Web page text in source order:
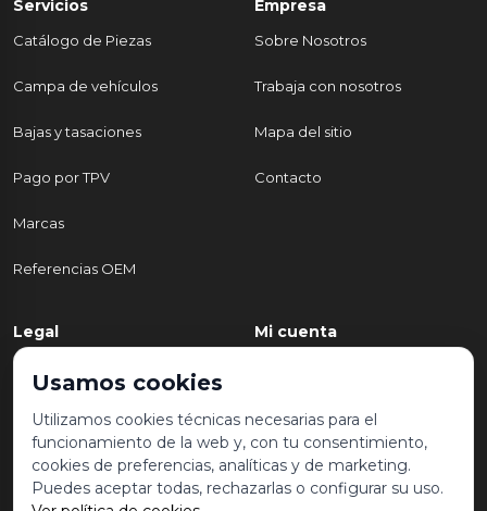
Servicios
Catálogo de Piezas
Campa de vehículos
Bajas y tasaciones
Pago por TPV
Marcas
Referencias OEM
Empresa
Sobre Nosotros
Trabaja con nosotros
Mapa del sitio
Contacto
Legal
Política de Privacidad
Aviso legal y condiciones de
uso
Política de Cookies
Mi cuenta
Mis pedidos
Lista de deseos
Usamos cookies
Utilizamos cookies técnicas necesarias para el
funcionamiento de la web y, con tu consentimiento,
cookies de preferencias, analíticas y de marketing.
Puedes aceptar todas, rechazarlas o configurar su uso.